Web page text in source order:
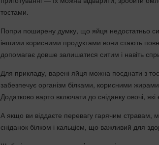
тостами.
Попри поширену думку, що яйця недостатньо
іншими корисними продуктами вони стають
допомагає довше залишатися ситим і навіть
Для прикладу, варені яйця можна поєднати з
забезпечує організм білками, корисними
Додатково варто включати до сніданку овочі,
А якщо ви віддаєте перевагу гарячим стравам,
сніданок білком і кальцієм, що важливий для